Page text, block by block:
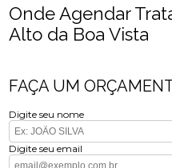
Onde Agendar
Alto da Boa Vista
FAÇA UM
Digite seu nome
Digite seu email